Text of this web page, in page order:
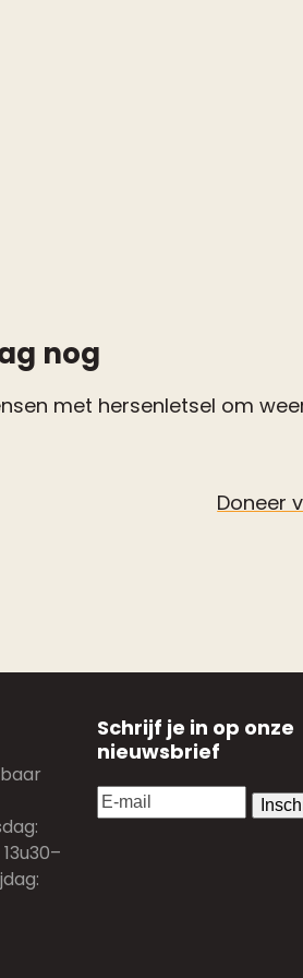
nog
met hersenletsel om
Doneer
Schrijf je in op onze
nieuwsbrief
E-
mail(Vereist)